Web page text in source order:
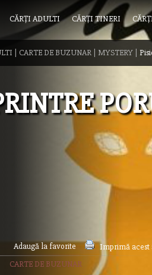
CĂRȚI ADULTI CĂRȚI TINERI
CARTE DE BUZUNAR| MYSTERY|
Adaugă la favorite
Imprimă acest
CARTE DE BUZUNAR